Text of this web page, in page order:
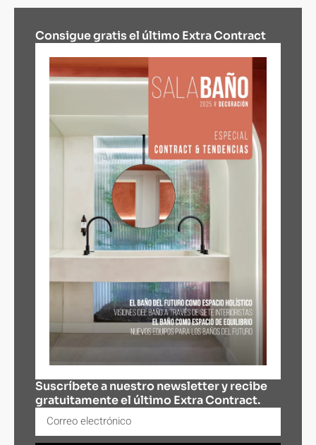
Consigue gratis el último Extra Contract
Suscríbete a nuestro newsletter y recibe
gratuitamente el último Extra Contract.